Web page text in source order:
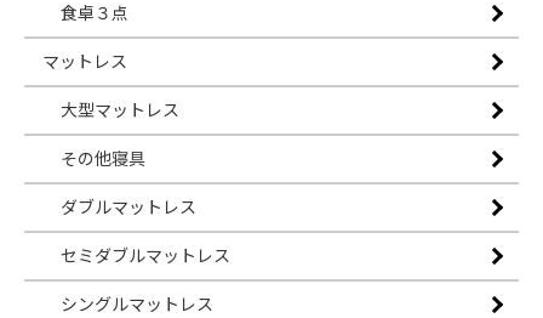
食卓３点
マットレス
大型マットレス
その他寝具
ダブルマットレス
セミダブルマットレス
シングルマットレス